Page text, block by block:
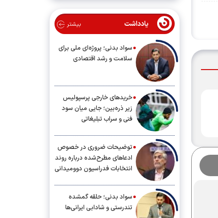
یادداشت بیشتر
سواد بدنی؛ پروژه‌ای ملی برای
سلامت و رشد اقتصادی
خریدهای خارجی پرسپولیس
زیر ذره‌بین؛ جایی میان سود
فنی و سراب تبلیغاتی
توضیحات ضروری در خصوص
ادعاهای مطرح‌شده درباره روند
انتخابات فدراسیون دوومیدانی
سواد بدنی؛ حلقه گمشده
تندرستی و شادابی ایرانی‌ها